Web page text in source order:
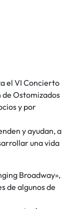
el VI Concierto
de Ostomizados
y por
y ayudan, a
una vida
Broadway»,
de algunos de